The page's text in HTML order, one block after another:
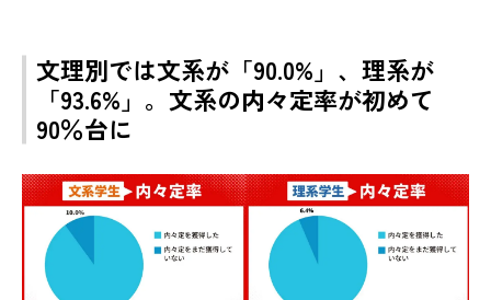
文理別では文系が「90.0%」、理系が
「93.6%」。文系の内々定率が初めて
90％台に